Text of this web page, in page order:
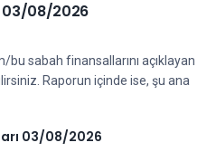
03/08/2026
sabah finansallarını açıklayan
Raporun içinde ise, şu ana
03/08/2026